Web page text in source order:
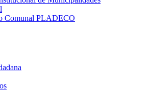
Comunal PLADECO